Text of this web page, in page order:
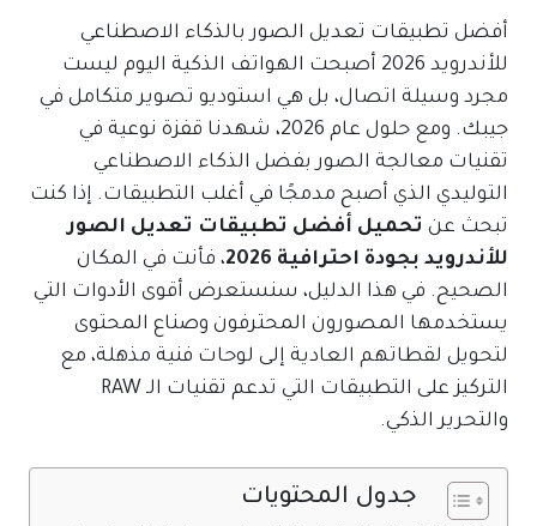
أفضل تطبيقات تعديل الصور بالذكاء الاصطناعي
للأندرويد 2026 أصبحت الهواتف الذكية اليوم ليست
مجرد وسيلة اتصال، بل هي استوديو تصوير متكامل في
جيبك. ومع حلول عام 2026، شهدنا قفزة نوعية في
تقنيات معالجة الصور بفضل الذكاء الاصطناعي
التوليدي الذي أصبح مدمجًا في أغلب التطبيقات. إذا كنت
تبحث عن تحميل أفضل تطبيقات تعديل الصور
للأندرويد بجودة احترافية 2026
، فأنت في المكان
الصحيح. في هذا الدليل، سنستعرض أقوى الأدوات التي
يستخدمها المصورون المحترفون وصناع المحتوى
لتحويل لقطاتهم العادية إلى لوحات فنية مذهلة، مع
التركيز على التطبيقات التي تدعم تقنيات الـ RAW
والتحرير الذكي.
جدول المحتويات